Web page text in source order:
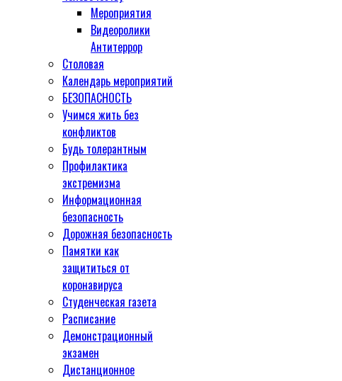
Мероприятия
Видеоролики
Антитеррор
Столовая
Календарь мероприятий
БЕЗОПАСНОСТЬ
Учимся жить без
конфликтов
Будь толерантным
Профилактика
экстремизма
Информационная
безопасность
Дорожная безопасность
Памятки как
защититься от
коронавируса
Студенческая газета
Расписание
Демонстрационный
экзамен
Дистанционное